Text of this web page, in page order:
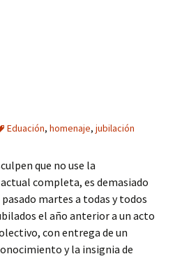
Eduación, homenaje, jubilación
que no use la
completa, es demasiado
martes a todas y todos
el año anterior a un acto
con entrega de un
y la insignia de